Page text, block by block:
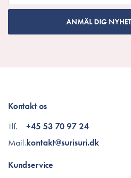
ANMÄL DIG
Kontakt os
Tlf.
Mail.
+45 53 70 97 24
kontakt@surisuri.dk
Kundservice